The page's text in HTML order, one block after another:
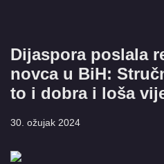
Dijaspora poslala
novca u BiH:
to i dobra i loša
30. ožujak 2024